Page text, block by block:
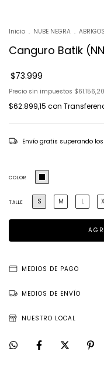
Inicio . NUBE NEGRA . ABRIGOS
Canguro Batik
$73.999
Precio sin impuestos $61.156,20
$62.899,15 con
Envío gratis superando los
COLOR
TALLE S M L
MEDIOS DE PAGO
MEDIOS DE ENVÍO
NUESTRO LOCAL